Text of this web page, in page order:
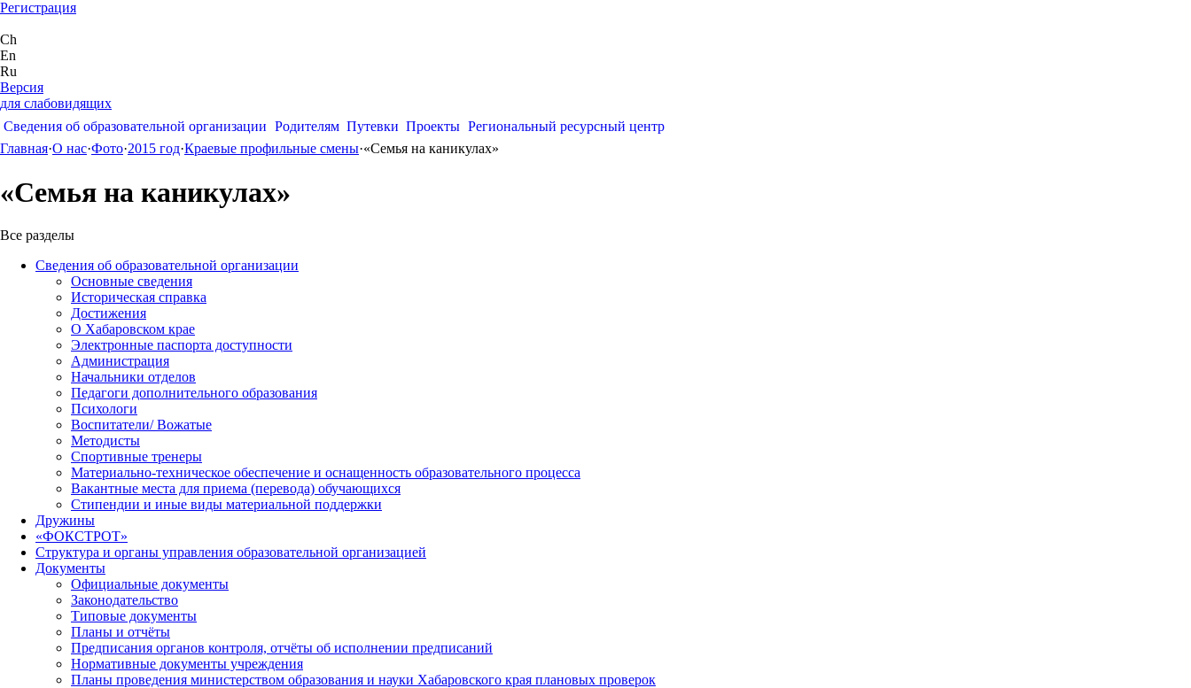
Регистрация
Ch
En
Ru
Версия
для слабовидящих
Сведения об образовательной организации Родителям Путевки Проекты Региональный ресурсный центр
Главная·О нас·Фото·2015 год·Краевые профильные смены·«Семья на каникулах»
«Семья на каникулах»
Все разделы
Сведения об образовательной организации
Основные сведения
Историческая справка
Достижения
О Хабаровском крае
Электронные паспорта доступности
Администрация
Начальники отделов
Педагоги дополнительного образования
Психологи
Воспитатели/ Вожатые
Методисты
Спортивные тренеры
Материально-техническое обеспечение и оснащенность образовательного процесса
Вакантные места для приема (перевода) обучающихся
Стипендии и иные виды материальной поддержки
Дружины
«ФОКСТРОТ»
Структура и органы управления образовательной организацией
Документы
Официальные документы
Законодательство
Типовые документы
Планы и отчёты
Предписания органов контроля, отчёты об исполнении предписаний
Нормативные документы учреждения
Планы проведения министерством образования и науки Хабаровского края плановых проверок